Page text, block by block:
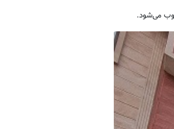
می‌شود.